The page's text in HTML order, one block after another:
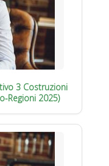
3 Costruzioni
Regioni 2025)